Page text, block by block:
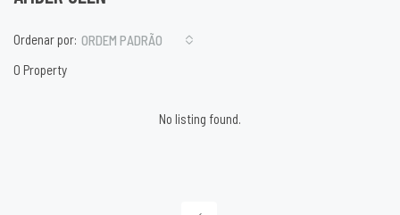
0 Property
Ordenar por: ORDEM PADRÃO
No listing found.